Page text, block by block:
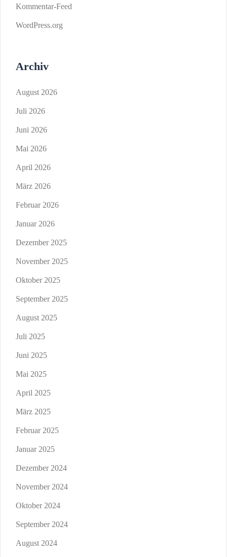
Kommentar-Feed
WordPress.org
Archiv
August 2026
Juli 2026
Juni 2026
Mai 2026
April 2026
März 2026
Februar 2026
Januar 2026
Dezember 2025
November 2025
Oktober 2025
September 2025
August 2025
Juli 2025
Juni 2025
Mai 2025
April 2025
März 2025
Februar 2025
Januar 2025
Dezember 2024
November 2024
Oktober 2024
September 2024
August 2024